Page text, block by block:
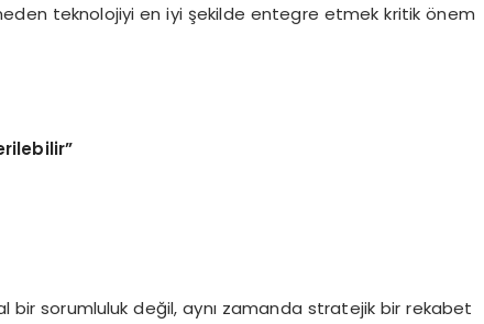
teknolojiyi en iyi şekilde entegre etmek kritik önem
”
bir sorumluluk değil, aynı zamanda stratejik bir rekabet